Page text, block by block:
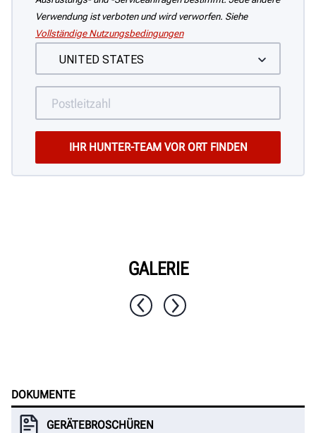
Verwendung ist verboten und wird verworfen. Siehe
Vollständige Nutzungsbedingungen
GALERIE
DOKUMENTE
GERÄTEBROSCHÜREN